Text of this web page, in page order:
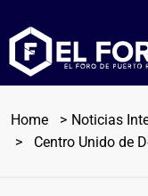
Home
Noticias
Centro Unido de